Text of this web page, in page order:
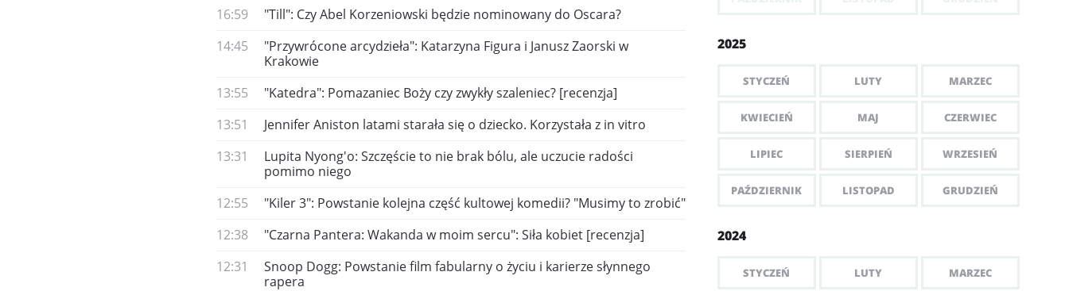
16:59
"Till": Czy Abel Korzeniowski będzie nominowany do Oscara?
14:45
"Przywrócone arcydzieła": Katarzyna Figura i Janusz Zaorski w
Krakowie
13:55
"Katedra": Pomazaniec Boży czy zwykły szaleniec? [recenzja]
13:51
Jennifer Aniston latami starała się o dziecko. Korzystała z in vitro
13:31
Lupita Nyong'o: Szczęście to nie brak bólu, ale uczucie radości
pomimo niego
12:55
"Kiler 3": Powstanie kolejna część kultowej komedii? "Musimy to zrobić"
12:38
"Czarna Pantera: Wakanda w moim sercu": Siła kobiet [recenzja]
12:31
Snoop Dogg: Powstanie film fabularny o życiu i karierze słynnego
rapera
2025
STYCZEŃ LUTY MARZEC
KWIECIEŃ MAJ CZERWIEC
LIPIEC SIERPIEŃ WRZESIEŃ
PAŹDZIERNIK LISTOPAD GRUDZIEŃ
2024
STYCZEŃ LUTY MARZEC